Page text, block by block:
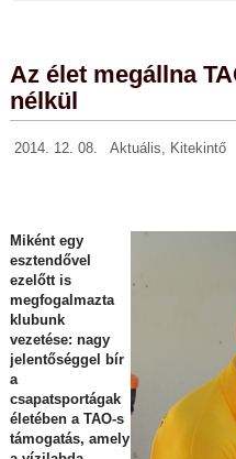
Az élet megállna
nélkül
2014. 12. 08. Aktuális, Kitekintő
Miként egy
esztendővel
ezelőtt is
megfogalmazta
klubunk
vezetése: nagy
jelentőséggel bír
a
csapatsportágak
életében a TAO-s
támogatás, amely